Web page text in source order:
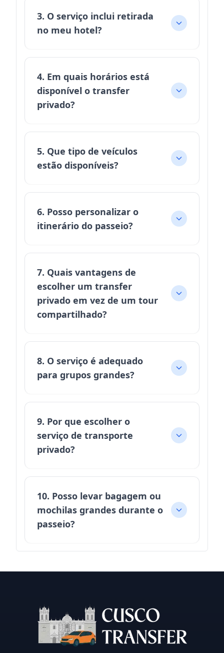
3. O serviço inclui retirada
no meu hotel?
4. Em quais horários está
disponível o transfer
privado?
5. Que tipo de veículos
estão disponíveis?
6. Posso personalizar o
itinerário do passeio?
7. Quais vantagens de
escolher um transfer
privado em vez de um tour
compartilhado?
8. O serviço é adequado
para grupos grandes?
9. Por que escolher o
serviço de transporte
privado?
10. Posso levar bagagem ou
mochilas grandes durante o
passeio?